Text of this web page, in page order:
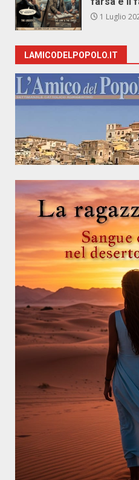
1 Luglio
LAMICODELPOPOLO.IT